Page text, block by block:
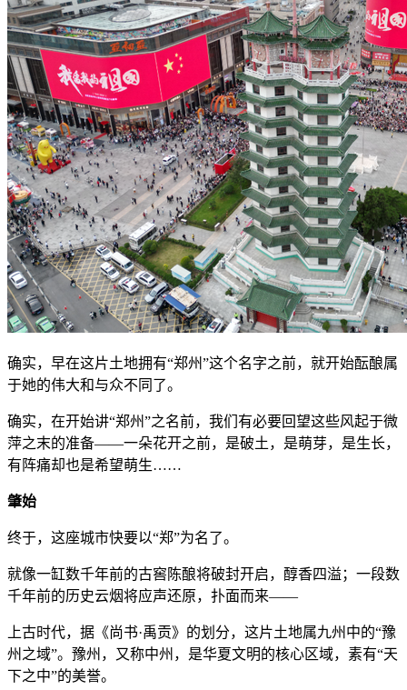
确实，早在这片土地拥有“郑州”这个名字之前，就开始酝酿属
于她的伟大和与众不同了。
确实，在开始讲“郑州”之名前，我们有必要回望这些风起于微
萍之末的准备——一朵花开之前，是破土，是萌芽，是生长，
有阵痛却也是希望萌生……
肇始
终于，这座城市快要以“郑”为名了。
就像一缸数千年前的古窖陈酿将破封开启，醇香四溢；一段数
千年前的历史云烟将应声还原，扑面而来——
上古时代，据《尚书·禹贡》的划分，这片土地属九州中的“豫
州之域”。豫州，又称中州，是华夏文明的核心区域，素有“天
下之中”的美誉。